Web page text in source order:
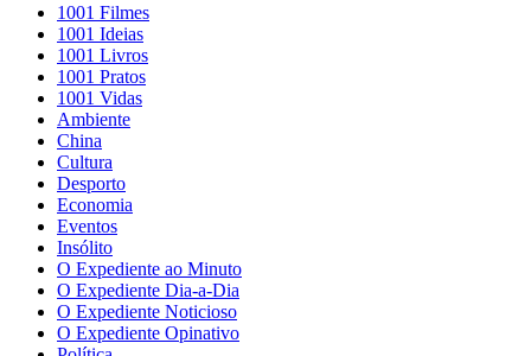
1001 Filmes
1001 Ideias
1001 Livros
1001 Pratos
1001 Vidas
Ambiente
China
Cultura
Desporto
Economia
Eventos
Insólito
O Expediente ao Minuto
O Expediente Dia-a-Dia
O Expediente Noticioso
O Expediente Opinativo